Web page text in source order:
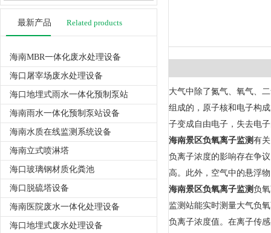
最新产品 Related products
海南MBR一体化废水处理设备
海口屠宰场废水处理设备
海口地埋式雨水一体化预制泵站
海南雨水一体化预制泵站设备
海南水质在线监测系统设备
海南立式喷淋塔
海口玻璃钢材质化粪池
海口脱硫塔设备
海南医院废水一体化处理设备
海口地埋式废水处理设备
大气中除了氮气、氧气、
组成的，原子核和电子构
子变成自由电子，失去电
海南景区负氧离子监测有
负离子浓度的影响存在争
高。此外，空气中的悬浮
海南景区负氧离子监测负
监测站能实时测量大气负
负离子浓度值。在离子传